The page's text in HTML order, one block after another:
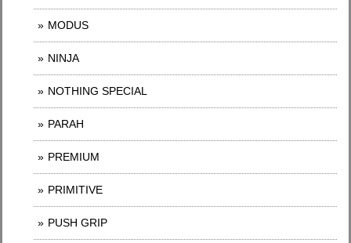
MODUS
NINJA
NOTHING SPECIAL
PARAH
PREMIUM
PRIMITIVE
PUSH GRIP